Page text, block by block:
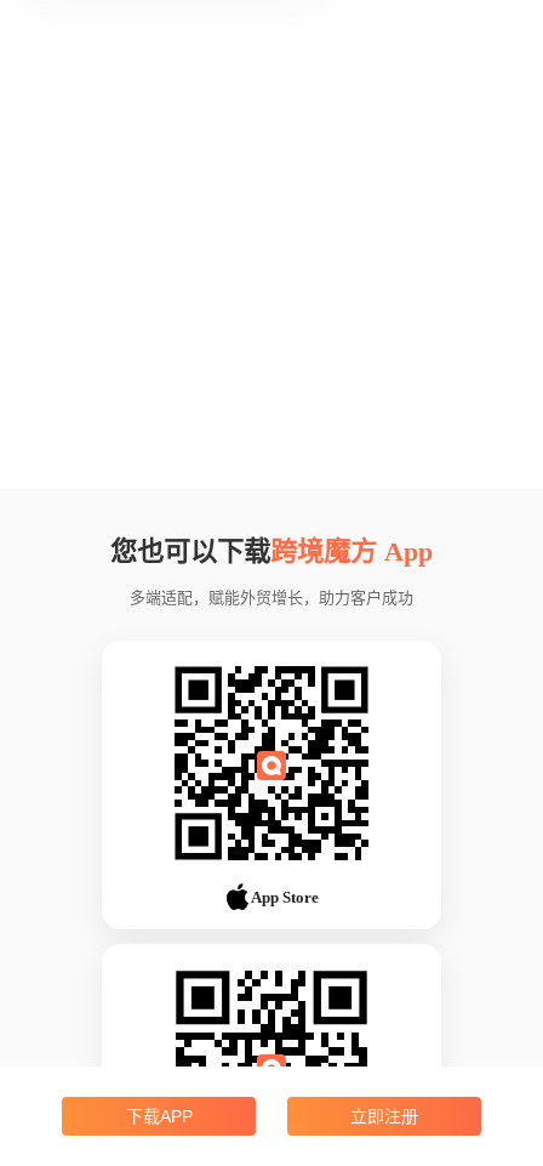
您也可以下载跨境魔方 App
多端适配，赋能外贸增长，助力客户成功
App Store
下载APP 立即注册